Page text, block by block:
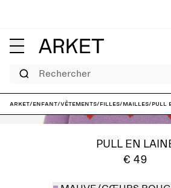
Rechercher
ARKET/Enfant/Vêtements/Filles/Mailles/Pull
PULL EN
€ 49